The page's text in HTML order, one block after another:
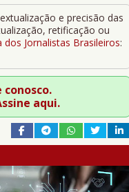
e precisão das
retificação ou
dos Jornalistas Brasileiros:
conosco.
aqui.